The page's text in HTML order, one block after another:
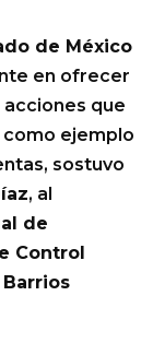
de México
en ofrecer
que
como ejemplo
sostuvo
, al
de
Control